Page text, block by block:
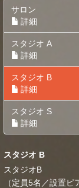
サロン
詳細
スタジオ A
詳細
スタジオ B
詳細
スタジオ S
詳細
スタジオ B
スタジオB
（定員5名／設置